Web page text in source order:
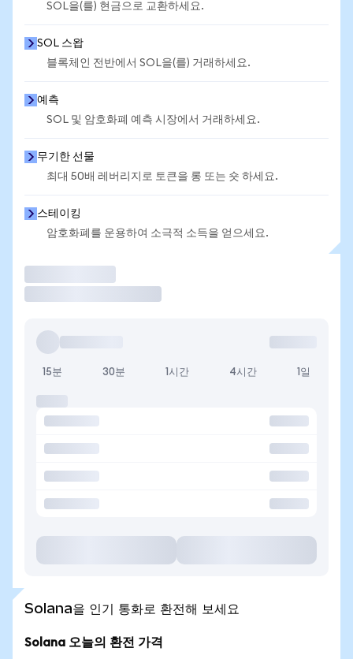
SOL을(를) 현금으로 교환하세요.
SOL 스왑
블록체인 전반에서 SOL을(를) 거래하세요.
예측
SOL 및 암호화폐 예측 시장에서 거래하세요.
무기한 선물
최대 50배 레버리지로 토큰을 롱 또는 숏 하세요.
스테이킹
암호화폐를 운용하여 소극적 소득을 얻으세요.
15분 30분 1시간 4시간 1일
Solana을 인기 통화로 환전해 보세요
Solana 오늘의 환전 가격